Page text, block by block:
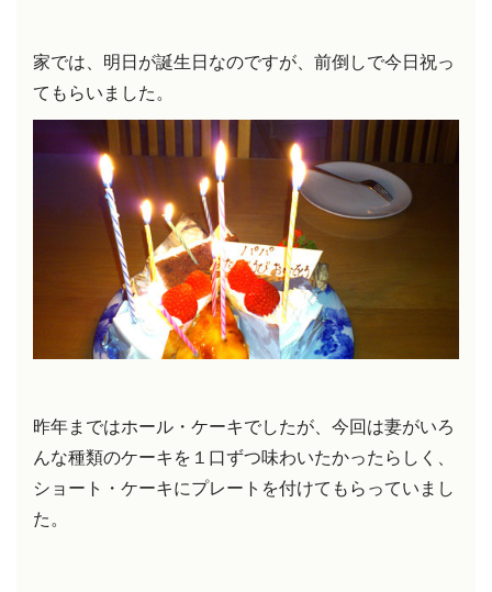
家では、明日が誕生日なのですが、前倒しで今日祝っ
てもらいました。
昨年まではホール・ケーキでしたが、今回は妻がいろ
んな種類のケーキを１口ずつ味わいたかったらしく、
ショート・ケーキにプレートを付けてもらっていまし
た。